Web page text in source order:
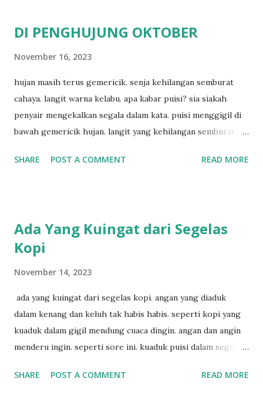
DI PENGHUJUNG OKTOBER
November 16, 2023
hujan masih terus gemericik. senja kehilangan semburat
cahaya. langit warna kelabu. apa kabar puisi? sia siakah
penyair mengekalkan segala dalam kata. puisi menggigil di
bawah gemericik hujan. langit yang kehilangan semburat
penyair? apakah sia sia aku dituliskan. puisi menggigil
SHARE POST A COMMENT READ MORE
Ada Yang Kuingat dari Segelas
Kopi
November 14, 2023
ada yang kuingat dari segelas kopi. angan yang diaduk
dalam kenang dan keluh tak habis habis. seperti kopi yang
kuaduk dalam gigil mendung cuaca dingin. angan dan angin
menderu ingin. seperti sore ini. kuaduk puisi dalam segelas
SHARE POST A COMMENT READ MORE